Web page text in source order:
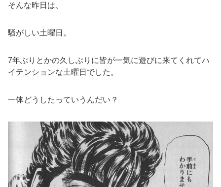
そんな昨日は、
騒がしい土曜日。
7年ぶりとかの久しぶりに皆が一気に遊びに来てくれてハ
イテンションな土曜日でした。
一体どうしたっていうんだい？